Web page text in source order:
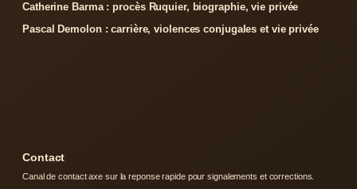
Catherine Barma : procès Ruquier, biographie, vie privée
Pascal Demolon : carrière, violences conjugales et vie privée
Contact
Canal de contact axe sur la reponse rapide pour signalements et corrections.